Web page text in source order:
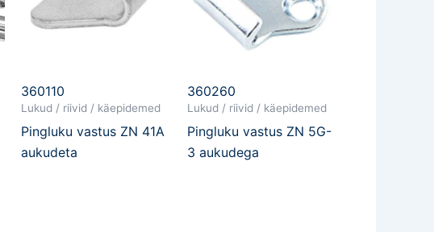
360110
Lukud / riivid / käepidemed
Pingluku vastus ZN 41A
aukudeta
360260
Lukud / riivid / käepidemed
Pingluku vastus ZN 5G-
3 aukudega